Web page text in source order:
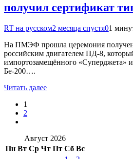
получил сертификат
RT на русском2 месяца спустя01
На ПМЭФ прошла церемония
российским двигателем ПД-8,
импортозамещённого «Суперджета»
Бе-200….
Читать далее
1
2
Август 2026
Пн Вт Ср Чт Пт Сб Вс